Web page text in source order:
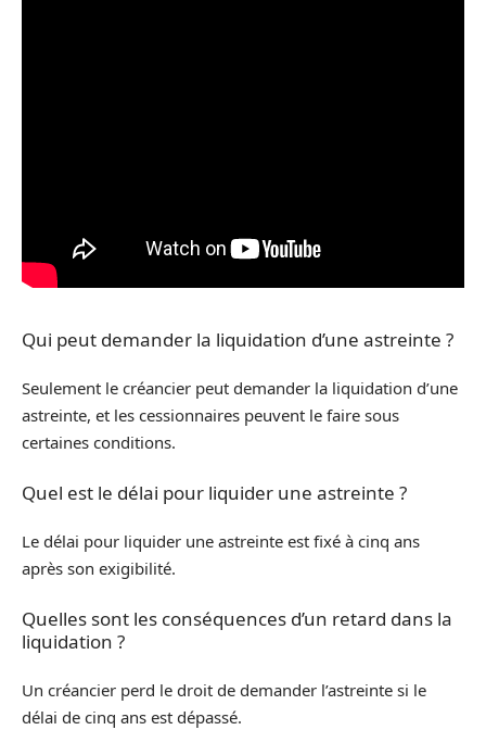
Qui peut demander la liquidation d’une astreinte ?
Seulement le créancier peut demander la liquidation d’une
astreinte, et les cessionnaires peuvent le faire sous
certaines conditions.
Quel est le délai pour liquider une astreinte ?
Le délai pour liquider une astreinte est fixé à cinq ans
après son exigibilité.
Quelles sont les conséquences d’un retard dans la
liquidation ?
Un créancier perd le droit de demander l’astreinte si le
délai de cinq ans est dépassé.